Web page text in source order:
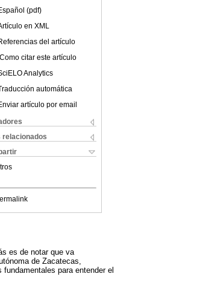
(pdf)
en XML
del artículo
Como citar este artículo
Analytics
automática
artículo por email
relacionados
es de notar que va
de Zacatecas,
para entender el